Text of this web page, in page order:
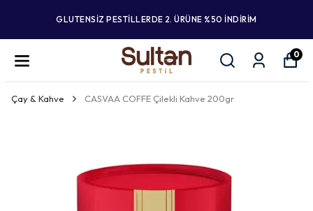
GLUTENSİZ PESTİLLERDE 2. ÜRÜNE %50 İNDİRİM
0
Çay & Kahve CASVAA COFFE Çilekli Kahve 200gr